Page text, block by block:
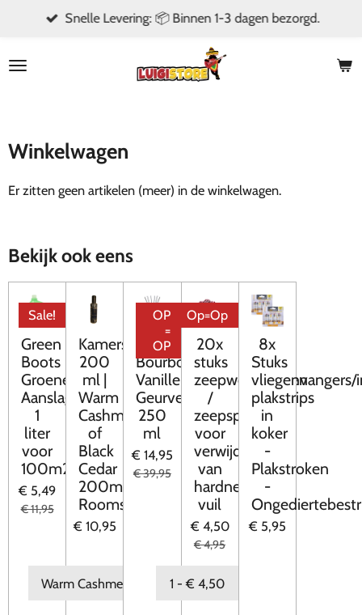
naar
Snelle Levering: 📦 Binnen 1-3 dagen bezorgd.
Winkelwagen
Er zitten geen artikelen (meer) in de winkelwagen.
Bekijk ook eens
Sale!
Green
Boots
Groene-
Aanslagreiniger
1
liter
voor
100m2
€ 5,49
€ 11,95
Kamerspray
200
ml |
Warm
Cashmere
of
Black
Cedar
200ml
Roomspray
€ 10,95
OP
=
OP
"Bili"
Bourbon
Vanille
Geurverspreider
250
ml
€ 14,95
€ 39,95
Op=Op
20x
stuks
zeepwolsponzen
/
zeepsponzen
voor
verwijdering
van
hardnekkig
vuil
€ 4,50
€ 4,95
8x
Stuks
vliegenvangers/
plakstrips
in
koker
-
Plakstroken
-
€ 5,95